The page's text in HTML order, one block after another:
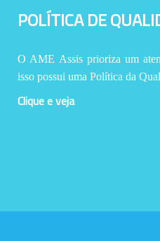
POLÍTICA DE
O AME Assis prioriza um
isso possui uma Política da
Clique e veja